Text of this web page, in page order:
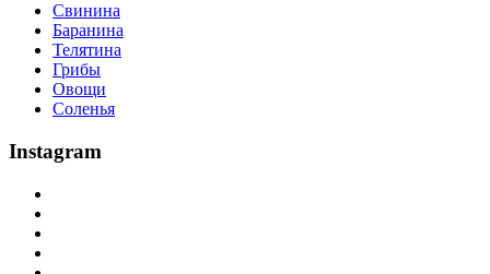
Свинина
Баранина
Телятина
Грибы
Овощи
Соленья
Instagram